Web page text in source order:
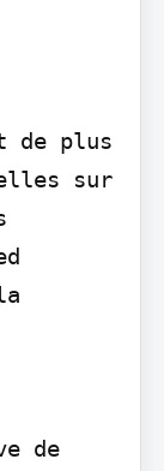
de plus
sur
de